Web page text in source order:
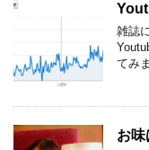
雑誌
てみ
お味